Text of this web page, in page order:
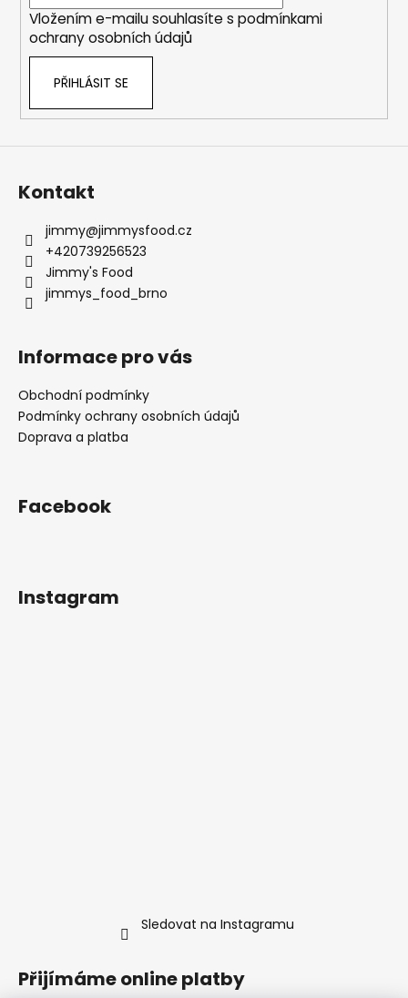
v
k
s
Vložením e-mailu souhlasíte s podmínkami
ochrany osobních údajů
PŘIHLÁSIT SE
Kontakt
jimmy@jimmysfood.cz
+420739256523
Jimmy's Food
jimmys_food_brno
Informace pro vás
Obchodní podmínky
Podmínky ochrany osobních údajů
Doprava a platba
Facebook
Instagram
Sledovat na Instagramu
Přijímáme online platby